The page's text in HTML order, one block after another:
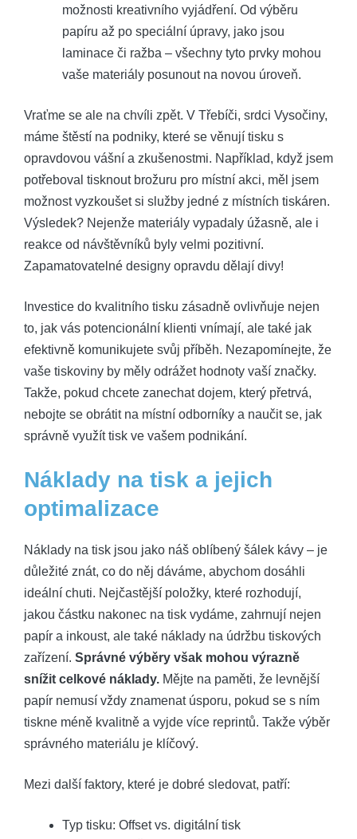
možnosti kreativního vyjádření. Od výběru
papíru až po speciální úpravy, jako jsou
laminace či ražba – všechny tyto prvky mohou
vaše materiály posunout na novou úroveň.
Vraťme se ale na chvíli zpět. V Třebíči, srdci Vysočiny,
máme štěstí na podniky, které se věnují tisku s
opravdovou vášní a zkušenostmi. Například, když jsem
potřeboval tisknout brožuru pro místní akci, měl jsem
možnost vyzkoušet si služby jedné z místních tiskáren.
Výsledek? Nejenže materiály vypadaly úžasně, ale i
reakce od návštěvníků byly velmi pozitivní.
Zapamatovatelné designy opravdu dělají divy!
Investice do kvalitního tisku zásadně ovlivňuje nejen
to, jak vás potencionální klienti vnímají, ale také jak
efektivně komunikujete svůj příběh. Nezapomínejte, že
vaše tiskoviny by měly odrážet hodnoty vaší značky.
Takže, pokud chcete zanechat dojem, který přetrvá,
nebojte se obrátit na místní odborníky a naučit se, jak
správně využít tisk ve vašem podnikání.
Náklady na tisk a jejich
optimalizace
Náklady na tisk jsou jako náš oblíbený šálek kávy – je
důležité znát, co do něj dáváme, abychom dosáhli
ideální chuti. Nejčastější položky, které rozhodují,
jakou částku nakonec na tisk vydáme, zahrnují nejen
papír a inkoust, ale také náklady na údržbu tiskových
zařízení. Správné výběry však mohou výrazně
snížit celkové náklady. Mějte na paměti, že levnější
papír nemusí vždy znamenat úsporu, pokud se s ním
tiskne méně kvalitně a vyjde více reprintů. Takže výběr
správného materiálu je klíčový.
Mezi další faktory, které je dobré sledovat, patří:
Typ tisku: Offset vs. digitální tisk